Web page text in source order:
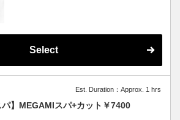
Select
Est. Duration：Approx. 1 hrs
パ】MEGAMIスパ+カット￥7400